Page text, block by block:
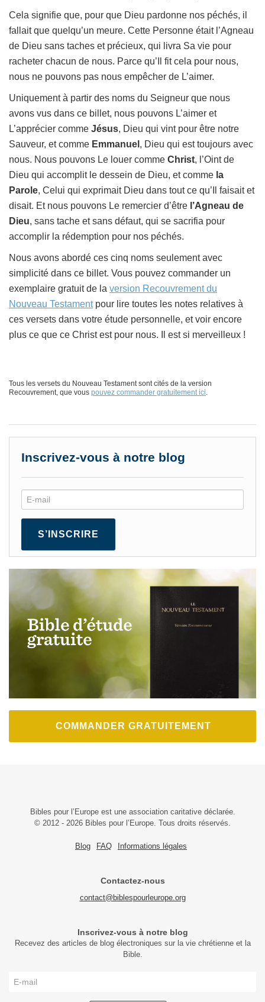
Cela signifie que, pour que Dieu pardonne nos péchés, il
fallait que quelqu’un meure. Cette Personne était l’Agneau
de Dieu sans taches et précieux, qui livra Sa vie pour
racheter chacun de nous. Parce qu’Il fit cela pour nous,
nous ne pouvons pas nous empêcher de L’aimer.
Uniquement à partir des noms du Seigneur que nous
avons vus dans ce billet, nous pouvons L’aimer et
L’apprécier comme Jésus, Dieu qui vint pour être notre
Sauveur, et comme Emmanuel , Dieu qui est toujours avec
nous. Nous pouvons Le louer comme Christ, l’Oint de
Dieu qui accomplit le dessein de Dieu, et comme la
Parole, Celui qui exprimait Dieu dans tout ce qu’Il faisait et
disait. Et nous pouvons Le remercier d’être l’Agneau de
Dieu, sans tache et sans défaut, qui se sacrifia pour
accomplir la rédemption pour nos péchés.
Nous avons abordé ces cinq noms seulement avec
simplicité dans ce billet. Vous pouvez commander un
exemplaire gratuit de la version Recouvrement du
Nouveau Testamentpour lire toutes les notes relatives à
ces versets dans votre étude personnelle, et voir encore
plus ce que ce Christ est pour nous. Il est si merveilleux !
Tous les versets du Nouveau Testament sont cités de la version
Recouvrement, que vous pouvez commander gratuitement ici.
Inscrivez-vous à notre blog
S’INSCRIRE
COMMANDER GRATUITEMENT
Bibles pour l’Europe est une association caritative déclarée.
© 2012 - 2026 Bibles pour l’Europe. Tous droits réservés.
Blog FAQ Informations légales
Contactez-nous
contact@biblespourleurope.org
Inscrivez-vous à notre blog
Recevez des articles de blog électroniques sur la vie chrétienne et la
Bible.